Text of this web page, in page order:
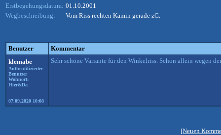
Erstbegehungsdatum: 01.10.2001
Wegbeschreibung:
Vom Riss rechten Kamin gerade zG.
Benutzer
Kommentar
klemabe
Authentifizierter
Benutzer
Wohnort:
Hier&Da
07.09.2020 10:08
Sehr schöne Variante für den Winkelriss. Schon allein wegen
[Neuen